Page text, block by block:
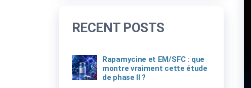
RECENT POSTS
Rapamycine et EM/SFC : que
montre vraiment cette étude
de phase II ?